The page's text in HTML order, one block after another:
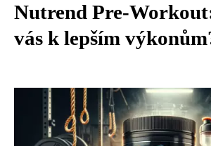
Nutrend Pre-
vás k lepším